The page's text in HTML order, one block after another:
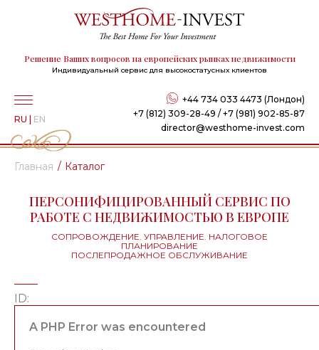
Решение Ваших вопросов на европейских рынках недвижимости
Индивидуальный сервис для высокостатусных клиентов
+44 734 033 4473 (Лондон)
+7 (812) 309-28-49 / +7 (981) 902-85-87
director@westhome-invest.com
RU | EN
Главная Каталог
ПЕРСОНИФИЦИРОВАННЫЙ СЕРВИС ПО
РАБОТЕ С НЕДВИЖИМОСТЬЮ В ЕВРОПЕ
СОПРОВОЖДЕНИЕ. УПРАВЛЕНИЕ. НАЛОГОВОЕ
ПЛАНИРОВАНИЕ
ПОСЛЕПРОДАЖНОЕ ОБСЛУЖИВАНИЕ
ID:
A PHP Error was encountered